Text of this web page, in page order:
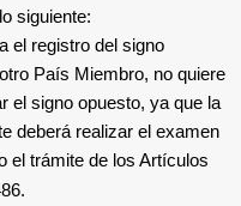
siguiente:
el registro del signo
País Miembro, no quiere
el signo opuesto, ya que la
deberá realizar el examen
el trámite de los Artículos